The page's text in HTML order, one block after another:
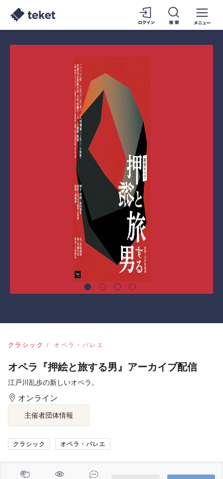
クラシック オペラ・バレエ
オペラ『押絵と旅する男』アーカイブ配信
江戸川乱歩の新しいオペラ。
オンライン
主催者団体情報
クラシック オペラ・バレエ